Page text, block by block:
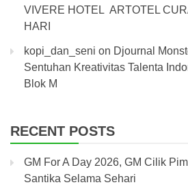
VIVERE HOTEL ARTOTEL
HARI
kopi_dan_seni on Djournal
Sentuhan Kreativitas Talenta
Blok M
RECENT POSTS
GM For A Day 2026, GM Cilik
Santika Selama Sehari